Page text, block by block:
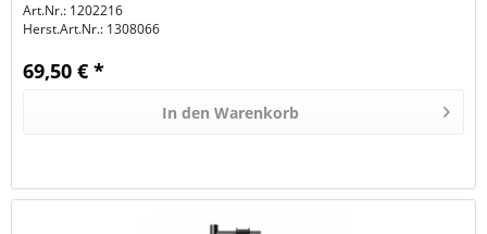
Art.Nr.: 1202216
Herst.Art.Nr.: 1308066
69,50 € *
In den Warenkorb